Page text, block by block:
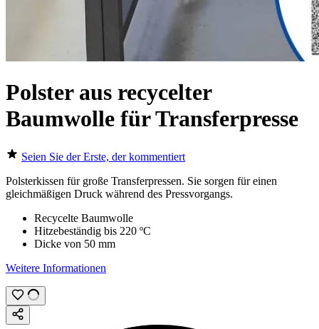
Polster aus recycelter
Baumwolle für Transferpresse
Seien Sie der Erste, der kommentiert
Polsterkissen für große Transferpressen. Sie sorgen für einen
gleichmäßigen Druck während des Pressvorgangs.
Recycelte Baumwolle
Hitzebeständig bis 220 ºC
Dicke von 50 mm
Weitere Informationen